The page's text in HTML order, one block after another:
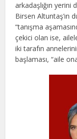
arkadaşlığın yerini
Birsen Altuntaş’ın
“tanışma
çekici olan ise,
iki tarafın
başlaması, “aile